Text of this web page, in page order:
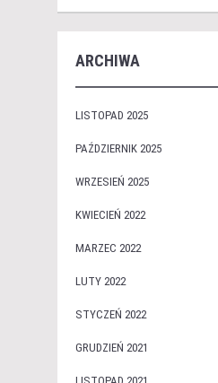
ARCHIWA
LISTOPAD 2025
PAŹDZIERNIK 2025
WRZESIEŃ 2025
KWIECIEŃ 2022
MARZEC 2022
LUTY 2022
STYCZEŃ 2022
GRUDZIEŃ 2021